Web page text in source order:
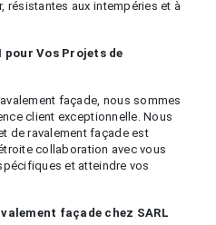
résistantes aux intempéries et à
pour Vos Projets de
façade, nous sommes
client exceptionnelle. Nous
de ravalement façade est
collaboration avec vous
et atteindre vos
façade chez SARL